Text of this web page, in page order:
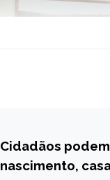
MINAS
GERAIS
Cidadãos
nascimento,